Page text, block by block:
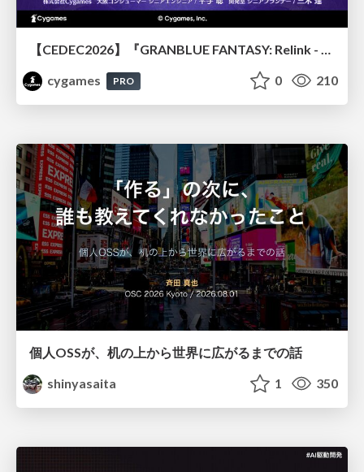
【CEDEC2026】『GRANBLUE FANTASY: Relink - Endless Ragnarok』のバトル制作事例 ～最高のキャラゲーを目指して～
cygames
PRO 0 210
個人OSSが、机の上から世界に広がるまでの話
shinyasaita
1 350